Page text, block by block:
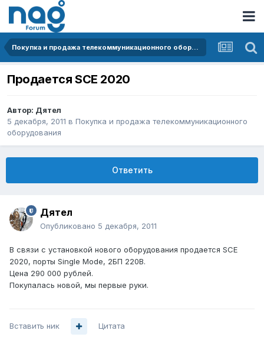
Покупка и продажа телекоммуникационного оборудования
Продается SCE 2020
Автор: Дятел
5 декабря, 2011 в Покупка и продажа телекоммуникационного
оборудования
Ответить
Дятел
Опубликовано 5 декабря, 2011
В связи с установкой нового оборудования продается SCE
2020, порты Single Mode, 2БП 220В.
Цена 290 000 рублей.
Покупалась новой, мы первые руки.
Вставить ник Цитата